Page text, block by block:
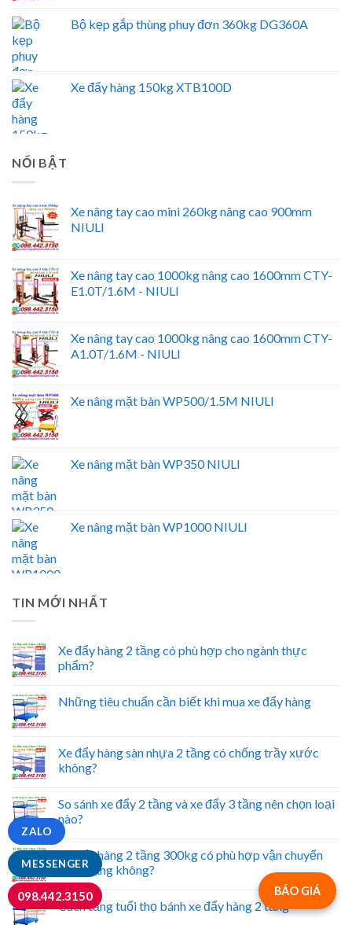
Bộ kẹp gắp thùng phuy đơn 360kg DG360A
Xe đẩy hàng 150kg XTB100D
NỔI BẬT
Xe nâng tay cao mini 260kg nâng cao 900mm
NIULI
Xe nâng tay cao 1000kg nâng cao 1600mm CTY-
E1.0T/1.6M - NIULI
Xe nâng tay cao 1000kg nâng cao 1600mm CTY-
A1.0T/1.6M - NIULI
Xe nâng mặt bàn WP500/1.5M NIULI
Xe nâng mặt bàn WP350 NIULI
Xe nâng mặt bàn WP1000 NIULI
TIN MỚI NHẤT
Xe đẩy hàng 2 tầng có phù hợp cho ngành thực
phẩm?
Những tiêu chuẩn cần biết khi mua xe đẩy hàng
Xe đẩy hàng sàn nhựa 2 tầng có chống trầy xước
không?
So sánh xe đẩy 2 tầng và xe đẩy 3 tầng nên chọn loại
nào?
Xe đẩy hàng 2 tầng 300kg có phù hợp vận chuyển
hàng nặng không?
Cách tăng tuổi thọ bánh xe đẩy hàng 2 tầng
BÁO GIÁ
MESSENGER
ZALO
098.442.3150